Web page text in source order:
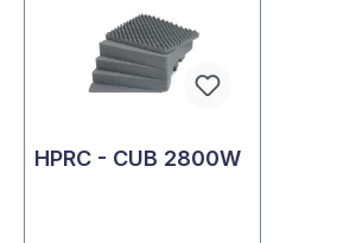
HPRC - CUB 2800W